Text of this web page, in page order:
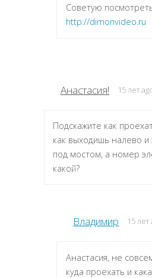
Советую
http://dimonvideo.ru
Анастасия! 15 лет
Подскажите как
как выходишь налево и
под мостом, а номер
какой?
Владимир 15 лет
Анастасия, не
куда проехать и